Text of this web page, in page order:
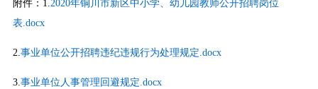
附件：1.2020年铜川市新区中小学、幼儿园教师公开招聘岗位
表.docx
2.事业单位公开招聘违纪违规行为处理规定.docx
3.事业单位人事管理回避规定.docx